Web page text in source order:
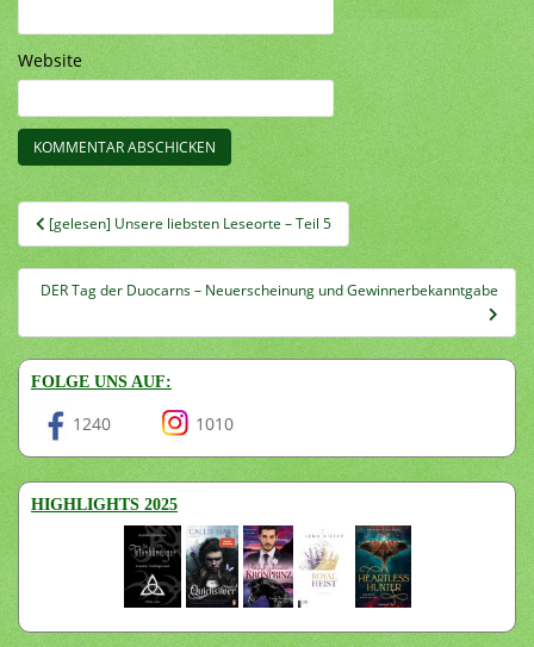
Website
Beitragsnavigation
[gelesen] Unsere liebsten Leseorte – Teil 5
DER Tag der Duocarns – Neuerscheinung und Gewinnerbekanntgabe
FOLGE UNS AUF:
1240 1010
HIGHLIGHTS 2025